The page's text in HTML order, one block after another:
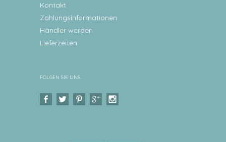
Kontakt
Zahlungsinformationen
Händler werden
Lieferzeiten
FOLGEN SIE UNS